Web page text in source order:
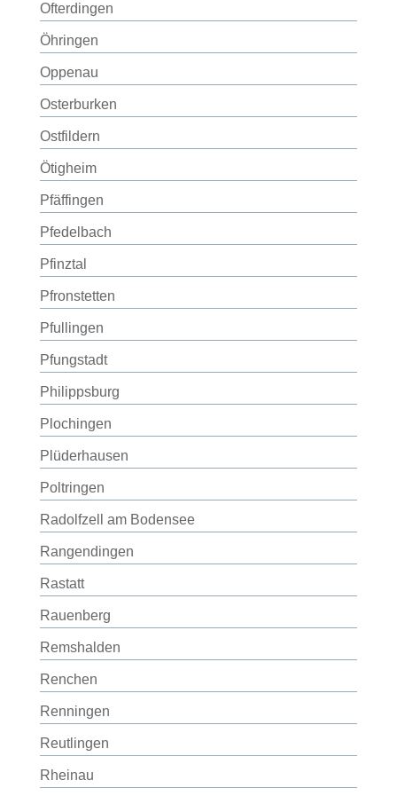
Ofterdingen
Öhringen
Oppenau
Osterburken
Ostfildern
Ötigheim
Pfäffingen
Pfedelbach
Pfinztal
Pfronstetten
Pfullingen
Pfungstadt
Philippsburg
Plochingen
Plüderhausen
Poltringen
Radolfzell am Bodensee
Rangendingen
Rastatt
Rauenberg
Remshalden
Renchen
Renningen
Reutlingen
Rheinau